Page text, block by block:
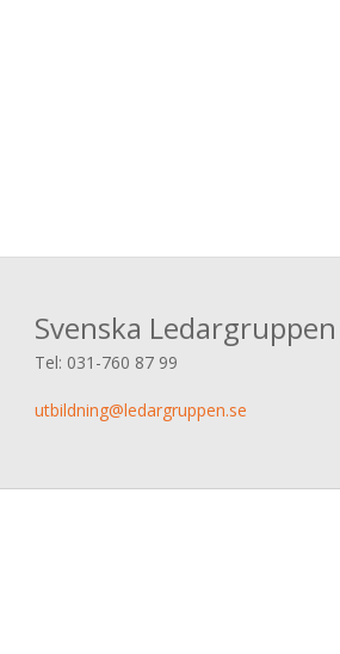
Svenska Ledargruppen
Tel: 031-760 87 99
utbildning@ledargruppen.se